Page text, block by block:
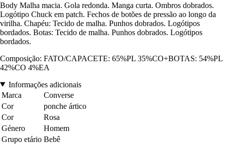
Body Malha macia. Gola redonda. Manga curta. Ombros dobrados.
Logótipo Chuck em patch. Fechos de botões de pressão ao longo da
virilha. Chapéu: Tecido de malha. Punhos dobrados. Logótipos
bordados. Botas: Tecido de malha. Punhos dobrados. Logótipos
bordados.
Composição: FATO/CAPACETE: 65%PL 35%CO+BOTAS: 54%PL
42%CO 4%EA
Informações adicionais
Marca
Converse
Cor
ponche ártico
Cor
Rosa
Género
Homem
Grupo etário Bebê